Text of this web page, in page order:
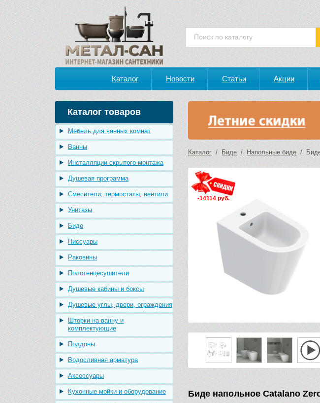
Каталог Новости Статьи Акции
Каталог товаров
Мебель для ванных комнат
Ванны
Инсталляции скрытого монтажа
Душевая программа
Смесители, термостаты, вентили
Унитазы
Биде
Писсуары
Раковины
Полотенцесушители
Душевые кабины и боксы
Душевые углы, двери, ограждения
Шторки на ванну и
комплектующие
Поддоны
Водосливная арматура
Аксессуары
Кухонные мойки и оборудование
Каталог / Биде / Напольные биде / Биде
-14114 руб.
Биде напольное Catalano